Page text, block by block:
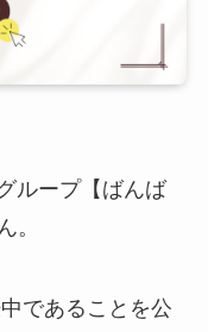
ループ【ばんば
。
であることを公